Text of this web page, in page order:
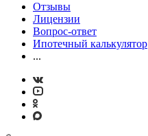
Отзывы
Лицензии
Вопрос-ответ
Ипотечный калькулятор
...